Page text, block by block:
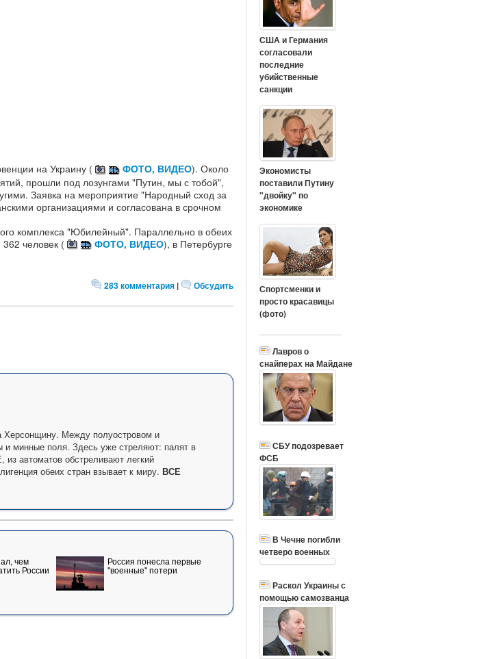
на Украину ( ФОТО, ВИДЕО). Около
прошли под лозунгами "Путин, мы с тобой",
Заявка на мероприятие "Народный сход за
организациями и согласована в срочном
комплекса "Юбилейный". Параллельно в обеих
человек (
ФОТО, ВИДЕО), в Петербурге
283 комментария | Обсудить
Херсонщину. Между полуостровом и
и минные поля. Здесь уже стреляют: палят в
автоматов обстреливают легкий
обеих стран взывает к миру. ВСЕ
чем
России
Россия понесла первые
"военные" потери
США и Германия
согласовали
последние
убийственные
санкции
Экономисты
поставили Путину
"двойку" по
экономике
Спортсменки и
просто красавицы
(фото)
Лавров о
снайперах на Майдане
СБУ подозревает
ФСБ
В Чечне погибли
четверо военных
Раскол Украины с
помощью самозванца